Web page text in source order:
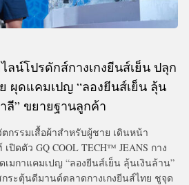
ลน์โปรดักส์กางเกงยีนส์เย็น ปลุก
ผุดแคมเปญ “ลองยีนส์เย็น ลุ้น
ลี” ขยายฐานลูกค้า
กรรมเสื้อผ้าสำหรับผู้ชาย เดินหน้า
ดตัว GQ COOL TECH™ JEANS กาง
เมกาแคมเปญ “ลองยีนส์เย็น ลุ้นเงินล้าน”
ระตุ้นดีมานด์ตลาดกางเกงยีนส์ไทย ชูจุด